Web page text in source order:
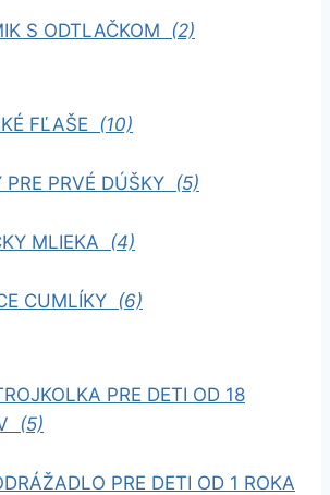
S ODTLAČKOM (2)
FĽAŠE (10)
PRE PRVÉ DÚŠKY (5)
MLIEKA (4)
CUMLÍKY (6)
PRE DETI OD 18
(5)
PRE DETI OD 1 ROKA